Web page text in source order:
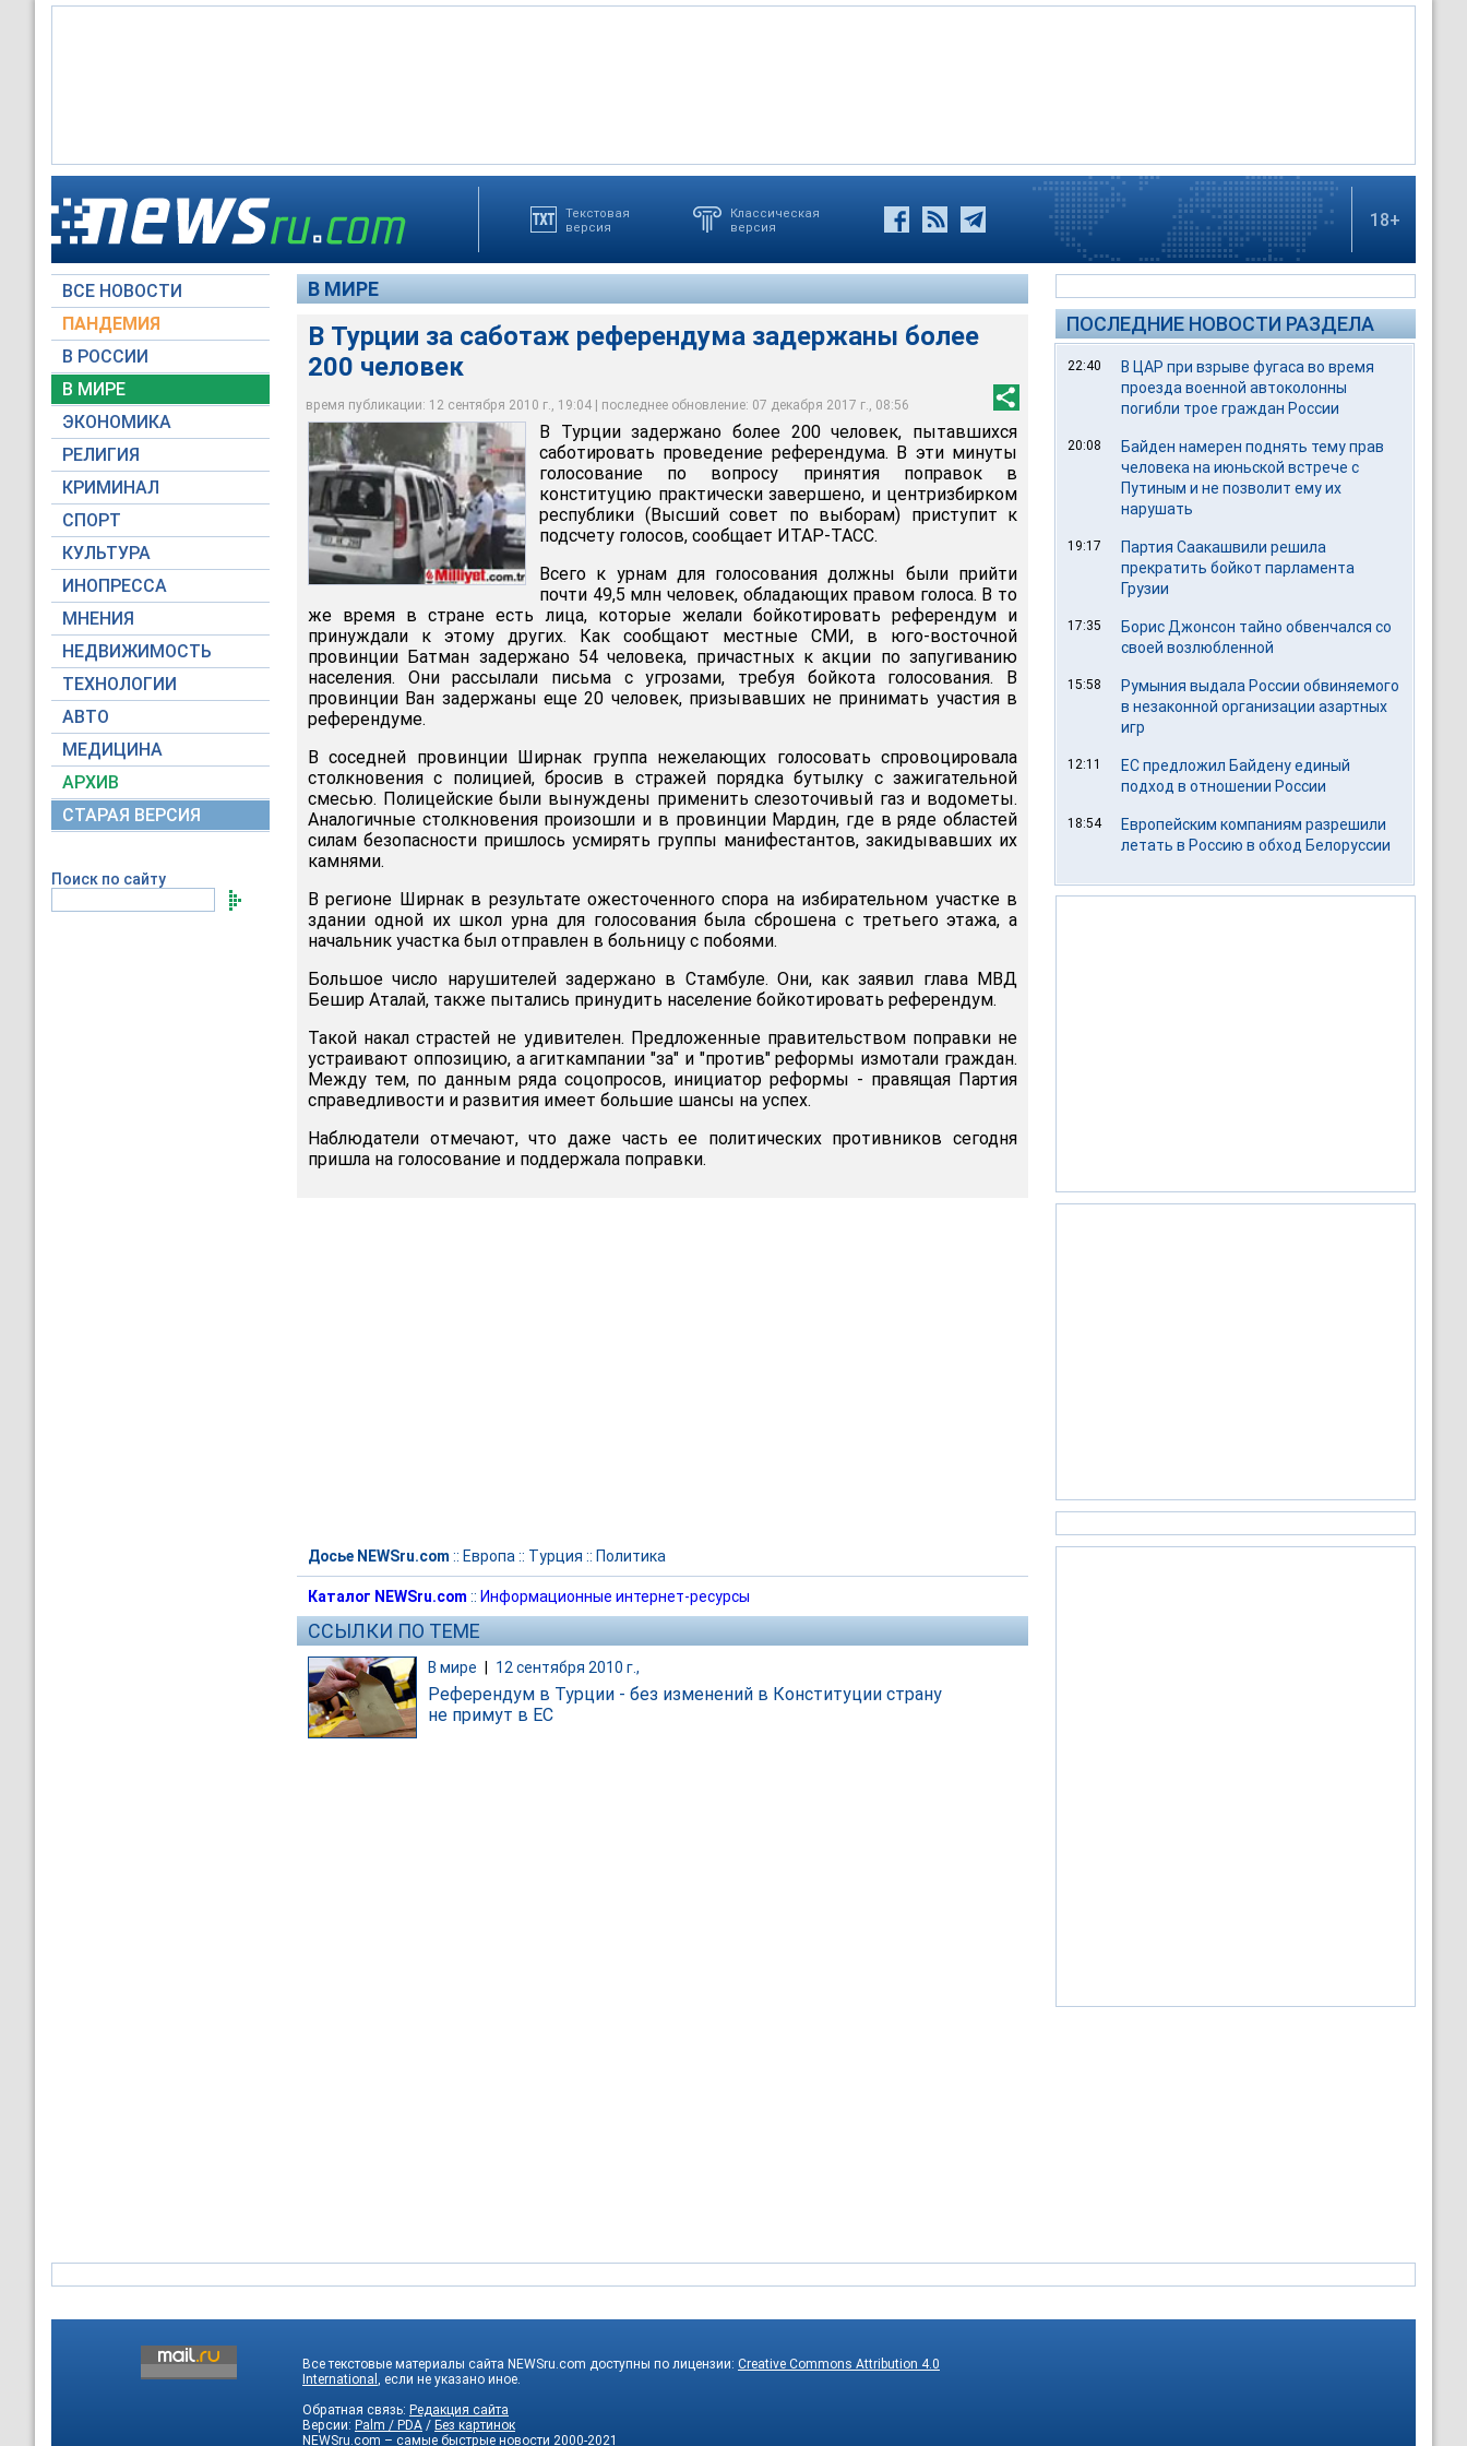
Текстовая
версия
Классическая
версия
18+
ВСЕ НОВОСТИ
ПАНДЕМИЯ
В РОССИИ
В МИРЕ
ЭКОНОМИКА
РЕЛИГИЯ
КРИМИНАЛ
СПОРТ
КУЛЬТУРА
ИНОПРЕССА
МНЕНИЯ
НЕДВИЖИМОСТЬ
ТЕХНОЛОГИИ
АВТО
МЕДИЦИНА
АРХИВ
СТАРАЯ ВЕРСИЯ
Поиск по сайту
В МИРЕ
В Турции за саботаж референдума задержаны более
200 человек
время публикации: 12 сентября 2010 г., 19:04 | последнее обновление: 07 декабря 2017 г., 08:56
В Турции задержано более 200 человек, пытавшихся саботировать проведение
референдума
Milliyet.com.tr
В Турции задержано более 200 человек, пытавшихся
саботировать проведение референдума. В эти минуты
голосование по вопросу принятия поправок в
конституцию практически завершено, и центризбирком
республики (Высший совет по выборам) приступит к
подсчету голосов, сообщает ИТАР-ТАСС.
Всего к урнам для голосования должны были прийти
почти 49,5 млн человек, обладающих правом голоса. В то
же время в стране есть лица, которые желали бойкотировать референдум и
принуждали к этому других. Как сообщают местные СМИ, в юго-восточной
провинции Батман задержано 54 человека, причастных к акции по запугиванию
населения. Они рассылали письма с угрозами, требуя бойкота голосования. В
провинции Ван задержаны еще 20 человек, призывавших не принимать участия в
референдуме.
В соседней провинции Ширнак группа нежелающих голосовать спровоцировала
столкновения с полицией, бросив в стражей порядка бутылку с зажигательной
смесью. Полицейские были вынуждены применить слезоточивый газ и водометы.
Аналогичные столкновения произошли и в провинции Мардин, где в ряде областей
силам безопасности пришлось усмирять группы манифестантов, закидывавших их
камнями.
В регионе Ширнак в результате ожесточенного спора на избирательном участке в
здании одной их школ урна для голосования была сброшена с третьего этажа, а
начальник участка был отправлен в больницу с побоями.
Большое число нарушителей задержано в Стамбуле. Они, как заявил глава МВД
Бешир Аталай, также пытались принудить население бойкотировать референдум.
Такой накал страстей не удивителен. Предложенные правительством поправки не
устраивают оппозицию, а агиткампании "за" и "против" реформы измотали граждан.
Между тем, по данным ряда соцопросов, инициатор реформы - правящая Партия
справедливости и развития имеет большие шансы на успех.
Наблюдатели отмечают, что даже часть ее политических противников сегодня
пришла на голосование и поддержала поправки.
Досье NEWSru.com :: Европа :: Турция :: Политика
Каталог NEWSru.com :: Информационные интернет-ресурсы
ССЫЛКИ ПО ТЕМЕ
В мире 12 сентября 2010 г.,
Референдум в Турции - без изменений в Конституции страну
не примут в ЕС
ПОСЛЕДНИЕ НОВОСТИ РАЗДЕЛА
22:40
В ЦАР при взрыве фугаса во время
проезда военной автоколонны
погибли трое граждан России
20:08
Байден намерен поднять тему прав
человека на июньской встрече с
Путиным и не позволит ему их
нарушать
19:17
Партия Саакашвили решила
прекратить бойкот парламента
Грузии
17:35
Борис Джонсон тайно обвенчался со
своей возлюбленной
15:58
Румыния выдала России обвиняемого
в незаконной организации азартных
игр
12:11
ЕС предложил Байдену единый
подход в отношении России
18:54
Европейским компаниям разрешили
летать в Россию в обход Белоруссии
Все текстовые материалы сайта NEWSru.com доступны по лицензии: Creative Commons Attribution 4.0
International , если не указано иное.
Обратная связь: Редакция сайта
Версии: Palm / PDA / Без картинок
NEWSru.com – самые быстрые новости 2000-2021